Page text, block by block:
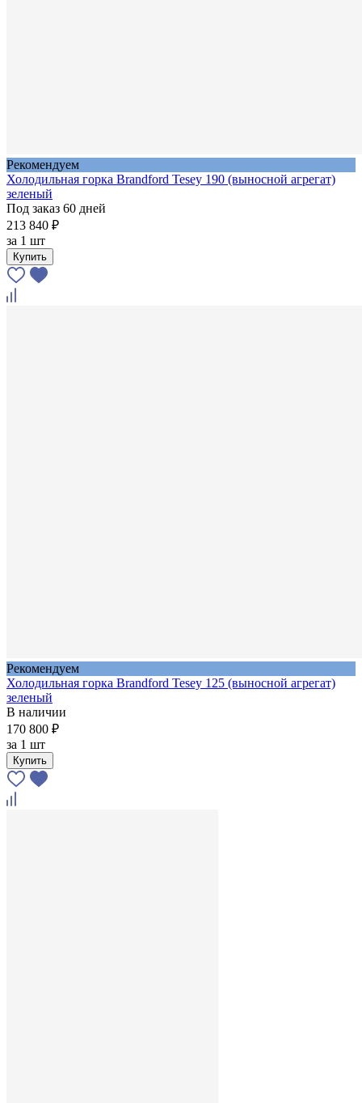
Рекомендуем
Холодильная горка Brandford Tesey 190 (выносной агрегат)
зеленый
Под заказ 60 дней
213 840 ₽
за 1 шт
Купить
Рекомендуем
Холодильная горка Brandford Tesey 125 (выносной агрегат)
зеленый
В наличии
170 800 ₽
за 1 шт
Купить